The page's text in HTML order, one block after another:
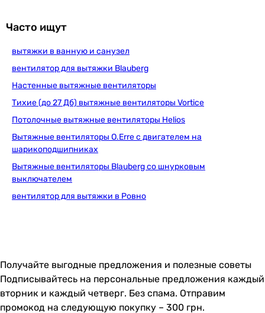
Часто ищут
вытяжки в ванную и санузел
вентилятор для вытяжки Blauberg
Настенные вытяжные вентиляторы
Тихие (до 27 Дб) вытяжные вентиляторы Vortice
Потолочные вытяжные вентиляторы Helios
Вытяжные вентиляторы O.Erre с двигателем на
шарикоподшипниках
Вытяжные вентиляторы Blauberg со шнурковым
выключателем
вентилятор для вытяжки в Ровно
Получайте выгодные предложения и полезные советы
Подписывайтесь на персональные предложения каждый
вторник и каждый четверг. Без спама. Отправим
промокод на следующую покупку – 300 грн.